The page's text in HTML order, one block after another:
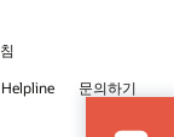
문의하기